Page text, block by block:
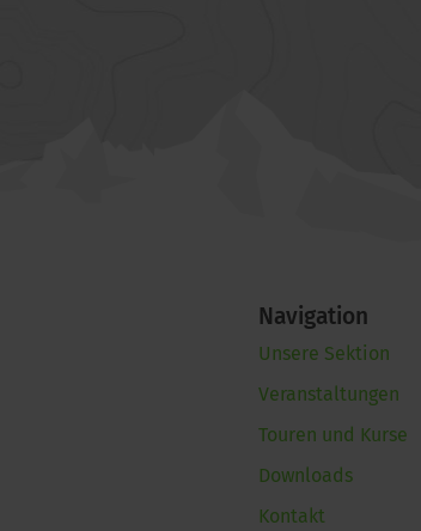
Navigation
Unsere Sektion
Veranstaltungen
Touren und Kurse
Downloads
Kontakt